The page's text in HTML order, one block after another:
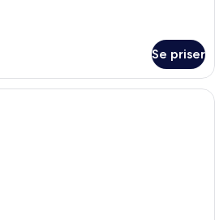
Se priser
En skuffe med pænt organiserede